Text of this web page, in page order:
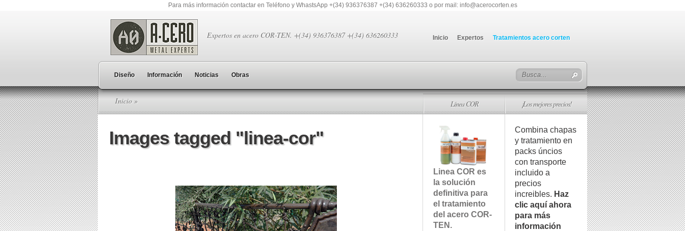
Para más información contactar en Teléfono y WhastsApp +(34) 936376387 +(34) 636260333 o por mail: info@acerocorten.es
Expertos en acero COR-TEN. +(34) 936376387 +(34) 636260333 Inicio Expertos Tratamientos acero corten
Diseño Información Noticias Obras
Inicio »
Images tagged "linea-cor"
Línea COR
Linea COR es
la solución
definitiva para
el tratamiento
del acero COR-
TEN.
¡Los mejores precios!
Combina chapas
y tratamiento en
packs úncios
con transporte
incluido a
precios
increibles. Haz
clic aquí ahora
para más
información